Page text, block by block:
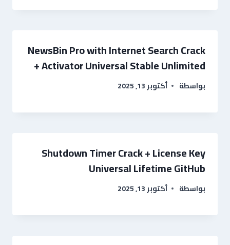
NewsBin Pro with Internet Search Crack
+ Activator Universal Stable Unlimited
بواسطة أكتوبر 13, 2025
Shutdown Timer Crack + License Key
Universal Lifetime GitHub
بواسطة أكتوبر 13, 2025